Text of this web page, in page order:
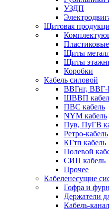
УЗДП
Щитовая
Щиты
Щиты
Коробки
Кабель силовой
ВВГнг, ВВГ-
ШВВП
ПВС кабель
NYM кабель
Пув, ПуГВ
Ретро-кабель
КГтп кабель
Полевой
СИП кабель
Прочее
Кабеленесущие
Гофра и
Держатели
Кабель-